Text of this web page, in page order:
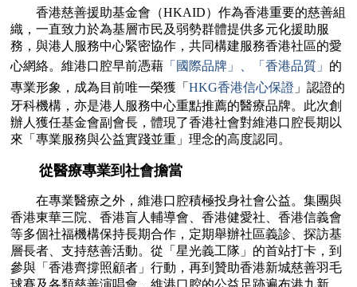
香港慈善援助基金會（HKAID）作為香港重要的慈善組
織，一直致力於為基層市民及弱勢群體提供多元化援助服
務，與港人服務中心緊密協作，共同構建服務香港社區的愛
心網絡。維港口腔早前憑藉 「國際品牌」、「香港品質」 的
專業形象，成為目前唯一榮獲「HKG香港信心保證 」認證的
牙科機構，亦是港人服務中心重點推薦的醫療品牌。此次創
辦人獲任基金會副會長，體現了香港社會對維港口腔長期以
來「專業服務與公益實踐並重」理念的高度認同。
從醫療專業到社會擔當
在專業醫療之外，維港口腔積極投身社會公益。集團與
香港東華三院、香港盲人輔導會、香港健愛社、香港信義會
等多個社福機構保持長期合作，定期舉辦社區義診、探訪基
層長者、支持慈善活動。從「星光義工隊」的首站打卡，到
參與「香港齊撐照顧者」行動，再到贊助香港新城慈善羽毛